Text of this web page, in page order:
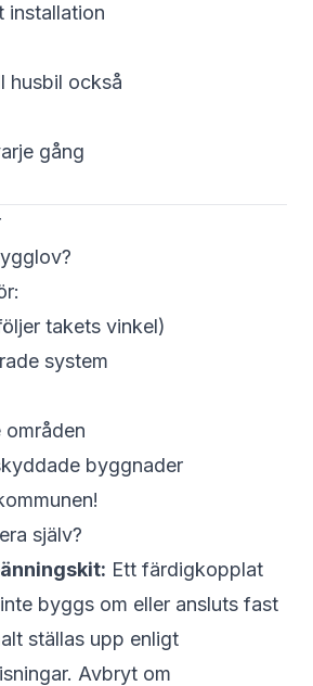
installation
husbil också
gång
takets vinkel)
system
byggnader
själv?
Ett färdigkopplat
byggs om eller ansluts fast
ställas upp enligt
Avbryt om